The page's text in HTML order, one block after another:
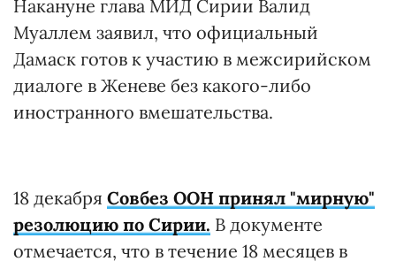
Накануне глава МИД Сирии Валид
Муаллем заявил, что официальный
Дамаск готов к участию в межсирийском
диалоге в Женеве без какого-либо
иностранного вмешательства.
18 декабря Совбез ООН принял "мирную"
резолюцию по Сирии. В документе
отмечается, что в течение 18 месяцев в